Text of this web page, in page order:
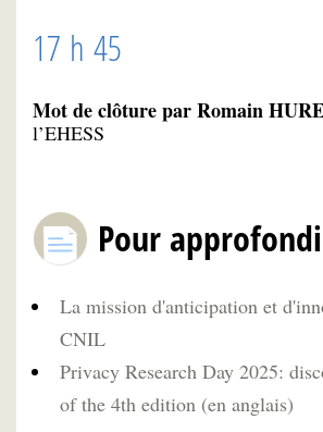
17 h 45
Mot de clôture par Romain
l’EHESS
Pour
La mission d'anticipation et
CNIL
Privacy Research Day 2025:
of the 4th edition (en anglais)